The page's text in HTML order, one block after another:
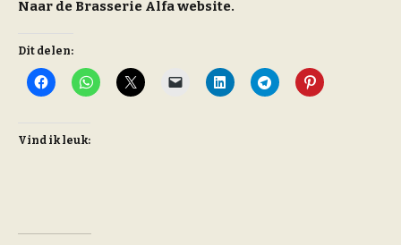
Naar de Brasserie Alfa website.
Dit delen:
Vind ik leuk: